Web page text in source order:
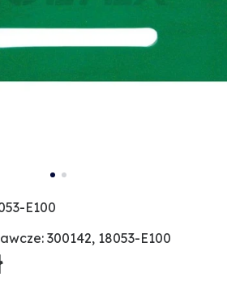
E100
300142, 18053-E100